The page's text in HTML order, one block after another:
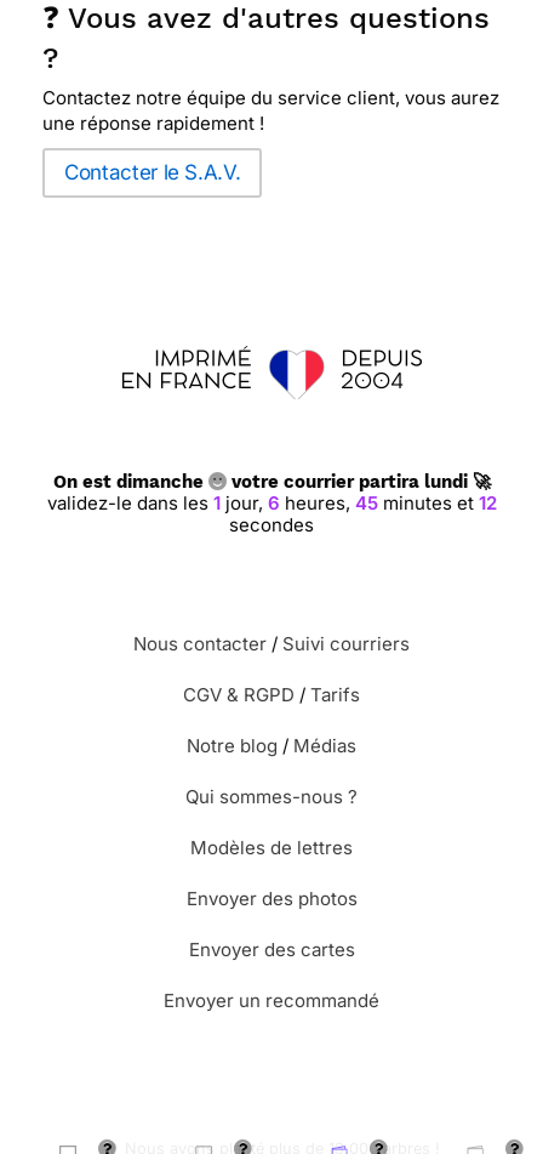
❓ Vous avez d'autres questions
?
Contactez notre équipe du service client, vous aurez
une réponse rapidement !
Contacter le S.A.V.
On est dimanche votre courrier partira lundi 🚀
validez-le dans les1 jour,6 heures,45 minutes et11
secondes
Nous contacter / Suivi courriers
CGV & RGPD / Tarifs
Notre blog / Médias
Qui sommes-nous ?
Modèles de lettres
Envoyer des photos
Envoyer des cartes
Envoyer un recommandé
🌳 Nous avons planté plus de 13.000 arbres !